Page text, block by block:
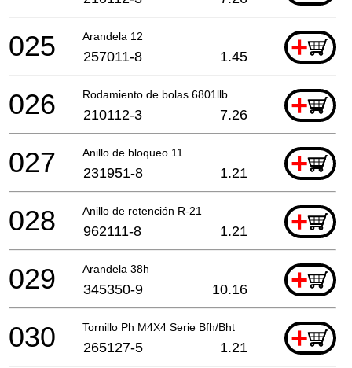
Arandela 12 +
025 257011-8 1.45
Rodamiento de bolas 6801llb +
026 210112-3 7.26
Anillo de bloqueo 11 +
027 231951-8 1.21
Anillo de retención R-21 +
028 962111-8 1.21
Arandela 38h +
029 345350-9 10.16
Tornillo Ph M4X4 Serie Bfh/Bht +
030 265127-5 1.21